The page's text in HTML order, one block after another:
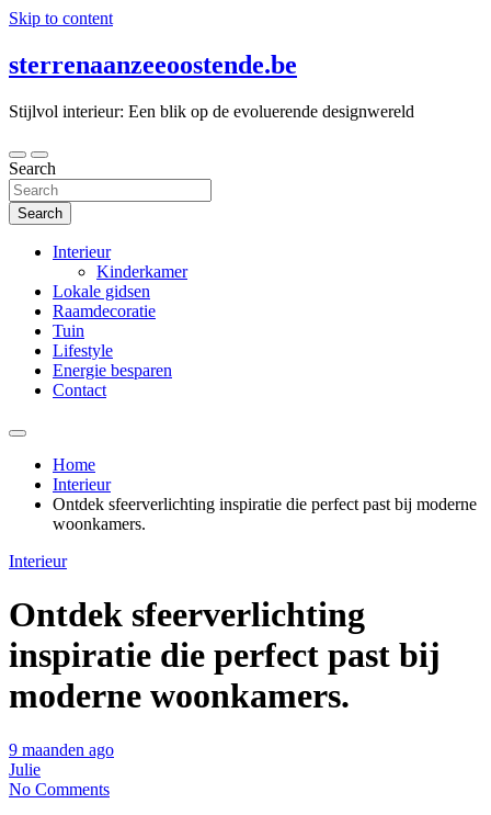
Skip to content
sterrenaanzeeoostende.be
Stijlvol interieur: Een blik op de evoluerende designwereld
Search
Search
Interieur
Kinderkamer
Lokale gidsen
Raamdecoratie
Tuin
Lifestyle
Energie besparen
Contact
Home
Interieur
Ontdek sfeerverlichting inspiratie die perfect past bij moderne
woonkamers.
Interieur
Ontdek sfeerverlichting
inspiratie die perfect past bij
moderne woonkamers.
9 maanden ago
Julie
No Comments